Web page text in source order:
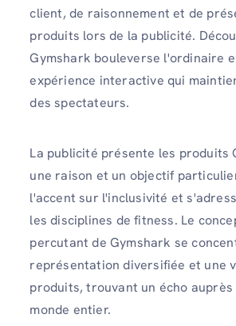
client, de raisonnement et de
produits lors de la publicité.
Gymshark bouleverse l'ordinaire
expérience interactive qui
des spectateurs.
La publicité présente les produits
une raison et un objectif
l'accent sur l'inclusivité et
les disciplines de fitness. Le
percutant de Gymshark se
représentation diversifiée et une
produits, trouvant un écho auprès
monde entier.